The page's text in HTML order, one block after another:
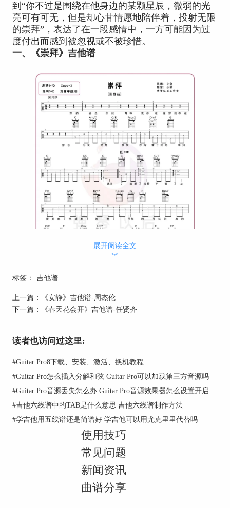
到“你不过是围绕在他身边的某颗星辰，微弱的光
亮可有可无，但是却心甘情愿地陪伴着，投射无限
的崇拜”，表达了在一段感情中，一方可能因为过
度付出而感到被忽视或不被珍惜。
一、《崇拜》吉他谱
展开阅读全文
︾
标签： 吉他谱
上一篇：
《安静》吉他谱-周杰伦
下一篇：
《春天花会开》吉他谱-任贤齐
读者也访问过这里:
#Guitar Pro8下载、安装、激活、换机教程
#Guitar Pro怎么插入分解和弦 Guitar Pro可以加载第三方音源吗
#Guitar Pro音源丢失怎么办 Guitar Pro音源效果器怎么设置开启
#吉他六线谱中的TAB是什么意思 吉他六线谱制作方法
#学吉他用五线谱还是简谱好 学吉他可以用尤克里里代替吗
使用技巧
常见问题
新闻资讯
曲谱分享